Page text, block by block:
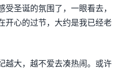
圣诞的氛围了，一眼看去，
开心的过节，大约是我已经老
越大，越不爱去凑热闹。或许